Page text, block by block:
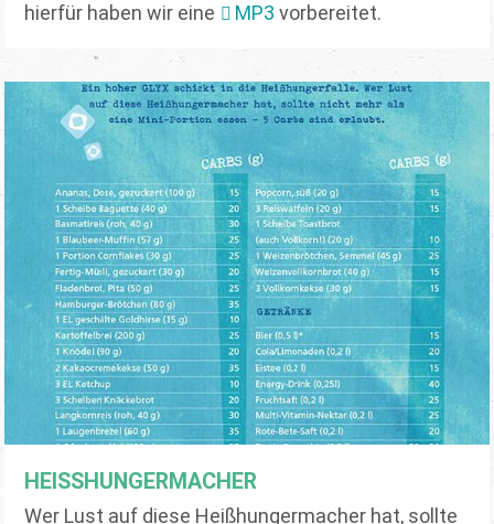
hierfür haben wir eine
MP3 vorbereitet.
HEISSHUNGERMACHER
Wer Lust auf diese Heißhungermacher hat, sollte